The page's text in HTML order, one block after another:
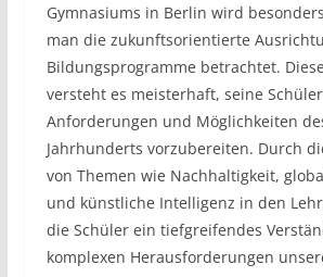
Gymnasiums in Berlin wird
man die zukunftsorientierte
Bildungsprogramme betrachtet.
versteht es meisterhaft, seine
Anforderungen und Möglichkeiten
Jahrhunderts vorzubereiten. Durch
von Themen wie Nachhaltigkeit,
und künstliche Intelligenz in den
die Schüler ein tiefgreifendes
komplexen Herausforderungen